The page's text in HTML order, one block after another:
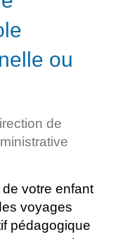
ou
de
votre enfant
voyages
pédagogique